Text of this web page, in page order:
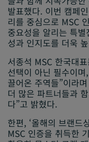
발표했다. 이번 캠페
리를 중심으로 MSC
중요성을 알리는 특
성과 인지도를 더욱
서종석 MSC 한국대
선택이 아닌 필수이
끌어온 주역들”이라
더 많은 파트너들과
다”고 밝혔다.
한편, ‘올해의 브랜드
MSC 인증을 취득한